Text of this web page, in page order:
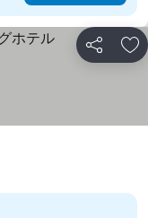
シェア お